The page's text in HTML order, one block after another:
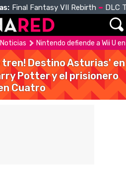
Final Fantasy VII Rebirth DLC
Noticias Nintendo defiende a Wii U
tren! Destino Asturias' en
Potter y el prisionero
Cuatro